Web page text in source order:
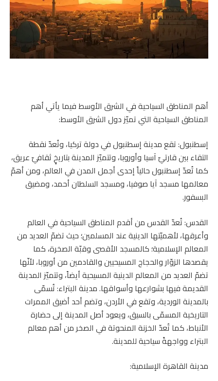
أهم المناطق السياحية في الشرق الأوسط فيما يأتي أهم
المناطق السياحية التي تميّز دول الشرق الأوسط:
إسطنبول: تقع مدينة إسطنبول في دولة تركيا، وتُعدّ نقطة
التقاء بين قارتيّ آسيا وأوروبا، وتتميّز المدينة بتاريخٍ ثقافيّ عريق،
كما تُعدّ إسطنبول حالياً إحدى أجمل المدن في العالم، ومن أهمّ
معالمها مسجد آيا صوفيا، ومسجد السلطان أحمد، ومضيق
البسفور.
القدس: تُعدّ القدس من أقدم المناطق السياحية في العالم
وأعرقها، لأهميّتها الدينية عند المسلمين؛ حيث تضمّ العديد من
المعالم الإسلامية؛ كالمسجد الأقصى وقبّة الصخرة، كما
يقصدها الزوّار والحجاج المسيحيين والقادمين من أوروبا، لأنّها
تضمّ العديد من المعالم الدينية المسيحية أيضاً، وتتميّز المدينة
القديمة فيها بشوارعها وأسواقها. مدينة البتراء: تُسمّى
بالمدينة الوردية، وتقع في الأردن، وتضم أحد أضيق الممرات
التاريخية المسمّى بالسيق، ويعود أصل المدينة إلى حضارة
الأنباط، كما تُعدّ الخزنة المنحوتة في الصخر من أهم معالم
البتراء وواجهةً سياحية للمدينة.
مدينة القاهرة الإسلامية: